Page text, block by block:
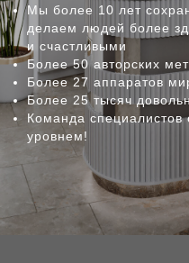
Мы более 10 лет
делаем людей более
и счастливыми
Более 50 авторских
Более 27 аппаратов
Более 25 тысяч
Команда
уровнем!